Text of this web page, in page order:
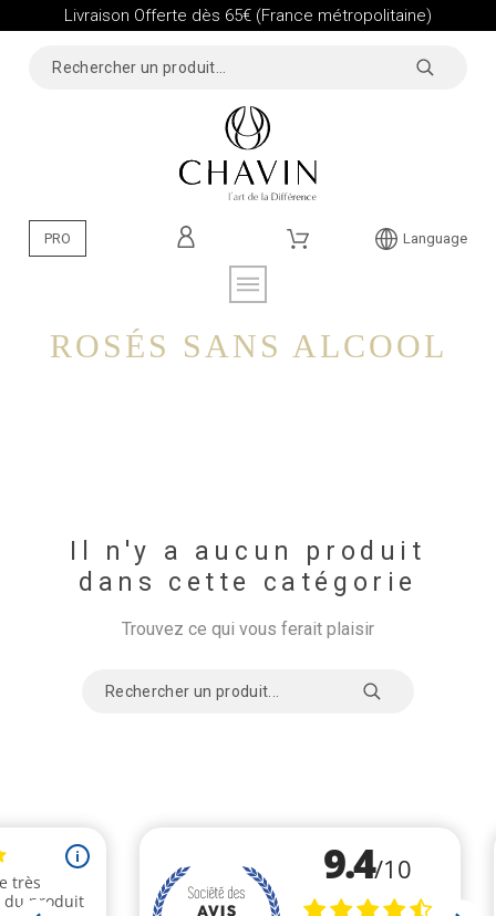
Livraison Offerte dès 65€ (France métropolitaine)
PRO Language
ROSÉS SANS ALCOOL
Il n'y a aucun produit
dans cette catégorie
Trouvez ce qui vous ferait plaisir